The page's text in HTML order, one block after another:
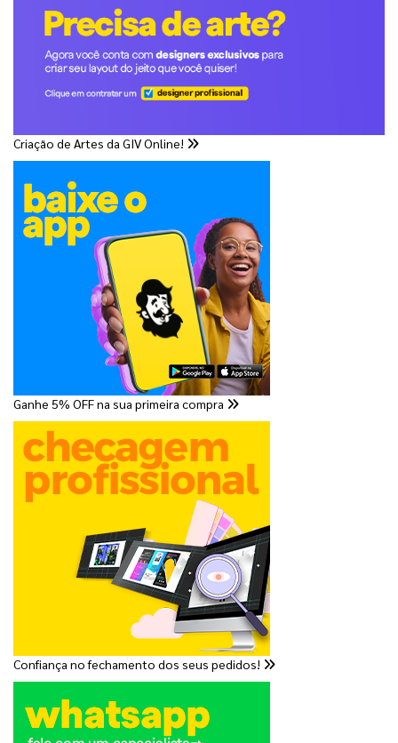
Criação de Artes da GIV Online!
Ganhe 5% OFF na sua primeira compra
Confiança no fechamento dos seus pedidos!